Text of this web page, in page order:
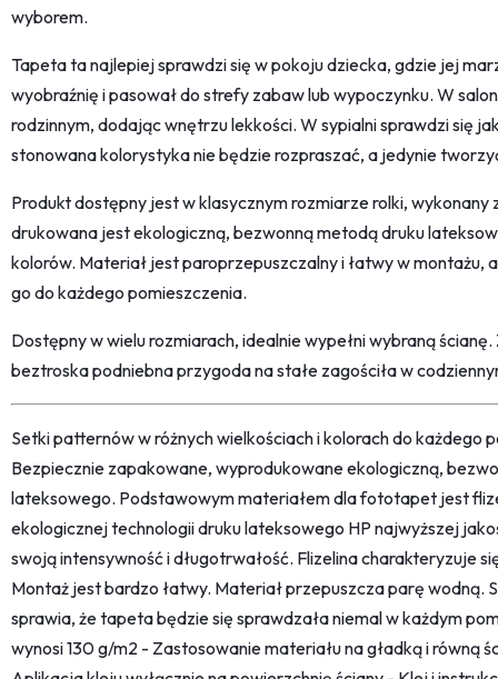
wyborem.
Tapeta ta najlepiej sprawdzi się w pokoju dziecka, gdzie jej
wyobraźnię i pasował do strefy zabaw lub wypoczynku. W
rodzinnym, dodając wnętrzu lekkości. W sypialni sprawdzi się
stonowana kolorystyka nie będzie rozpraszać, a jedynie
Produkt dostępny jest w klasycznym rozmiarze rolki,
drukowana jest ekologiczną, bezwonną metodą druku
kolorów. Materiał jest paroprzepuszczalny i łatwy w
go do każdego pomieszczenia.
Dostępny w wielu rozmiarach, idealnie wypełni wybraną
beztroska podniebna przygoda na stałe zagościła w
Setki patternów w różnych wielkościach i kolorach do każdego
Bezpiecznie zapakowane, wyprodukowane ekologiczną,
lateksowego. Podstawowym materiałem dla fototapet jest
ekologicznej technologii druku lateksowego HP najwyższej
swoją intensywność i długotrwałość. Flizelina charakteryzuje
Montaż jest bardzo łatwy. Materiał przepuszcza parę wodną.
sprawia, że tapeta będzie się sprawdzała niemal w każdym
wynosi 130 g/m2 - Zastosowanie materiału na gładką i równą